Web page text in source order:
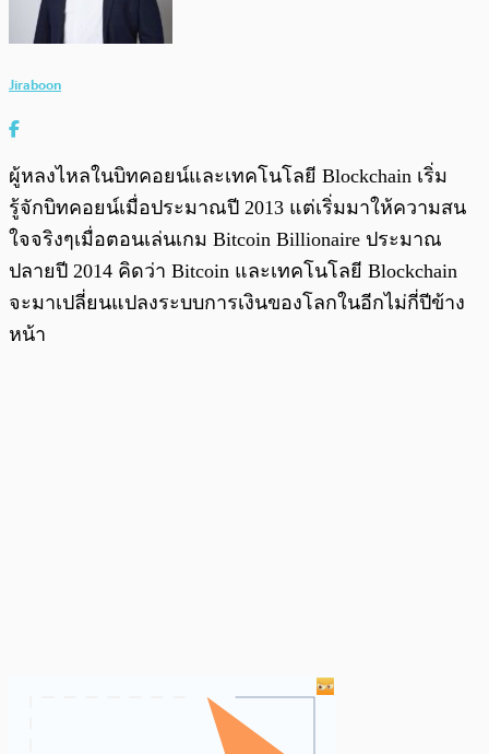
Jiraboon
ผู้หลงไหลในบิทคอยน์และเทคโนโลยี Blockchain เริ่ม
รู้จักบิทคอยน์เมื่อประมาณปี 2013 แต่เริ่มมาให้ความสน
ใจจริงๆเมื่อตอนเล่นเกม Bitcoin Billionaire ประมาณ
ปลายปี 2014 คิดว่า Bitcoin และเทคโนโลยี Blockchain
จะมาเปลี่ยนแปลงระบบการเงินของโลกในอีกไม่กี่ปีข้าง
หน้า